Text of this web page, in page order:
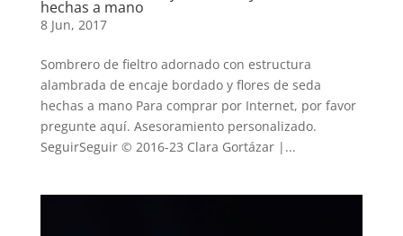
hechas a mano
8 Jun, 2017
Sombrero de fieltro adornado con estructura
alambrada de encaje bordado y flores de seda
hechas a mano Para comprar por Internet, por favor
pregunte aquí. Asesoramiento personalizado.
SeguirSeguir © 2016-23 Clara Gortázar |...